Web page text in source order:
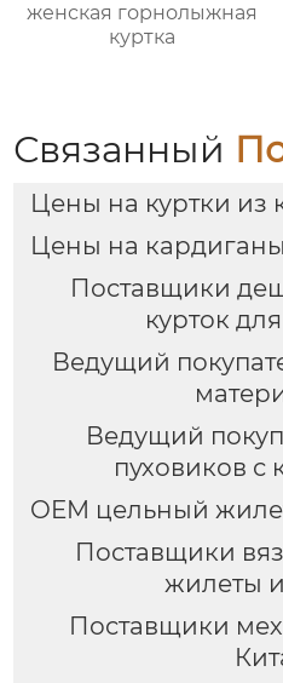
женская горнолыжная
куртка
Связанный
Цены на куртки из
Цены на
Поставщики
курток
Ведущий
Ведущий
пуховиков
OEM цельный
Поставщики
жилеты
Поставщики